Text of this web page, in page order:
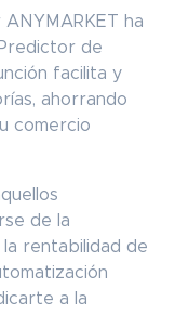
ha
de
facilita y
ahorrando
comercio
de la
rentabilidad de
a la